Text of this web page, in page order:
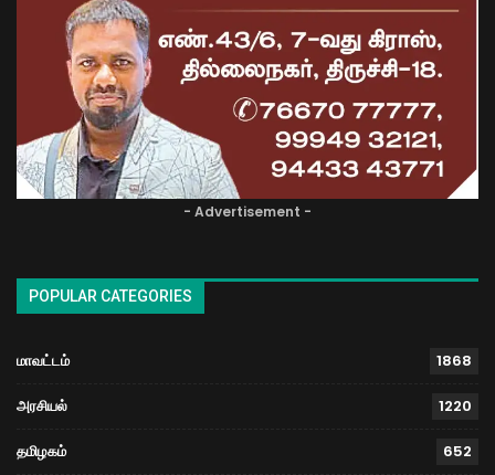
- Advertisement -
POPULAR CATEGORIES
மாவட்டம் 1868
அரசியல் 1220
தமிழகம் 652